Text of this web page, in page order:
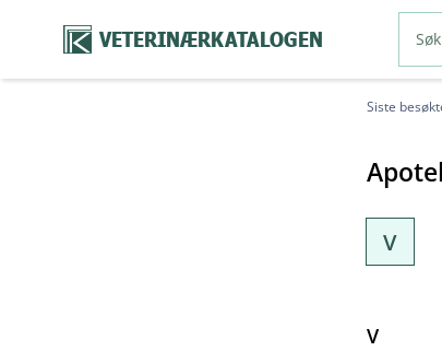
VETERINÆRKATALOGEN
Siste
V
V